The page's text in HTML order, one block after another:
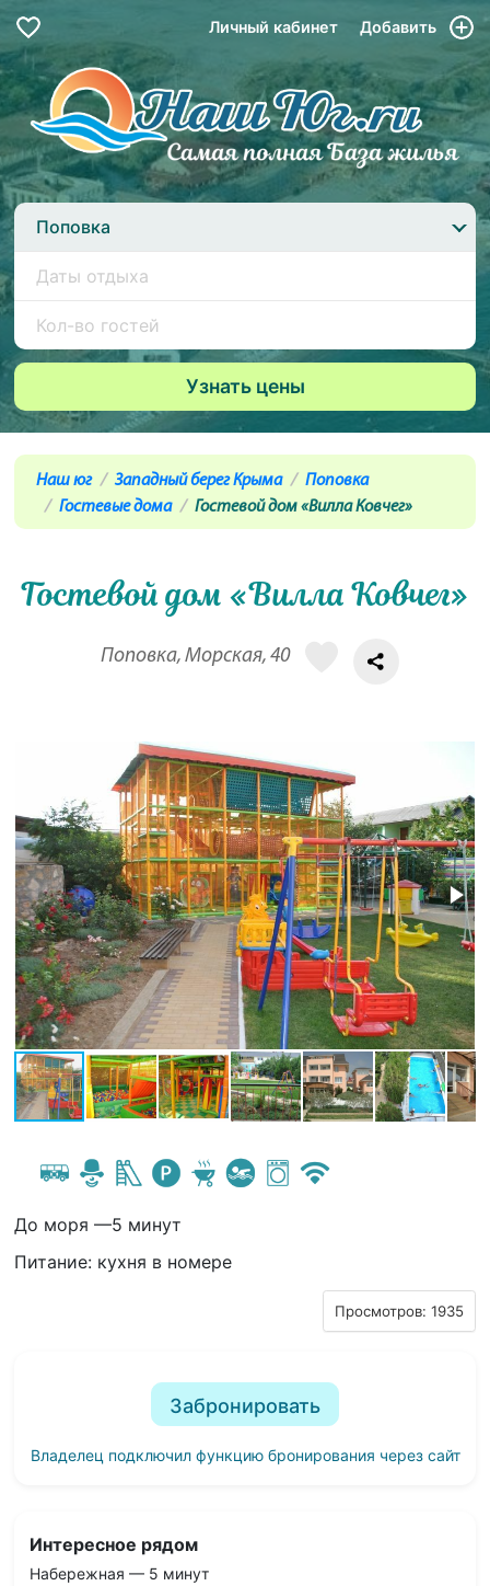
Личный кабинет Добавить
Поповка
Наш юг Западный берег Крыма
Поповка
Гостевые дома
Гостевой дом «Вилла Ковчег»
Гостевой дом «Вилла Ковчег»
Поповка, Морская, 40
До моря —5 минут
Питание: кухня в номере
Просмотров: 1935
Забронировать
Владелец подключил функцию бронирования через сайт
Интересное рядом
Набережная — 5 минут